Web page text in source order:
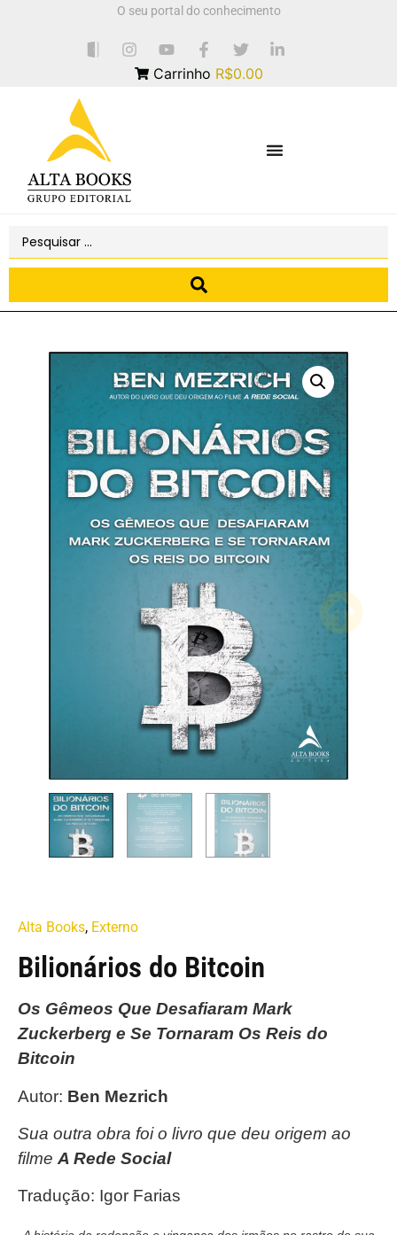
O seu portal do conhecimento
Carrinho R$0.00
Alta Books, Externo
Bilionários do Bitcoin
Os Gêmeos Que Desafiaram Mark
Zuckerberg e Se Tornaram Os Reis do
Bitcoin
Autor: Ben Mezrich
Sua outra obra foi o livro que deu origem ao
filme A Rede Social
Tradução: Igor Farias